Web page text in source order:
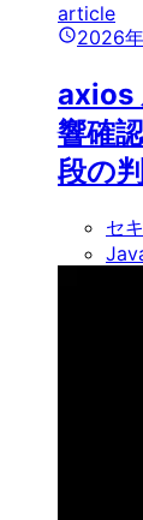
article
2026
axios
響確
段の
セ